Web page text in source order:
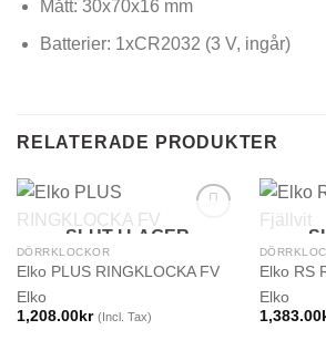
Mått: 30x70x16 mm
Batterier: 1xCR2032 (3 V, ingår)
RELATERADE PRODUKTER
SLUT I LAGER
DÖRRKLOCKOR
Elko PLUS RINGKLOCKA FV
Elko
1,208.00kr (Incl. Tax)
Elko RS
Elko
1,383.00